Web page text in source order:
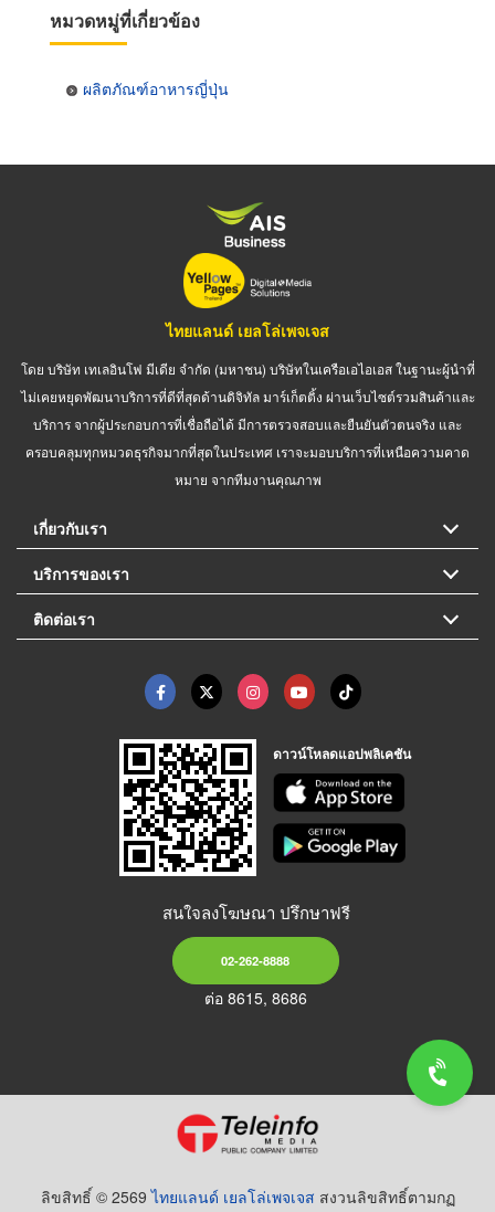
หมวดหมู่ที่เกี่ยวข้อง
ผลิตภัณฑ์อาหารญี่ปุ่น
ไทยแลนด์ เยลโล่เพจเจส
โดย บริษัท เทเลอินโฟ มีเดีย จำกัด (มหาชน) บริษัทในเครือเอไอเอส ในฐานะผู้นำที่
ไม่เคยหยุดพัฒนาบริการที่ดีที่สุดด้านดิจิทัล มาร์เก็ตติ้ง ผ่านเว็บไซต์รวมสินค้าและ
บริการ จากผู้ประกอบการที่เชื่อถือได้ มีการตรวจสอบและยืนยันตัวตนจริง และ
ครอบคลุมทุกหมวดธุรกิจมากที่สุดในประเทศ เราจะมอบบริการที่เหนือความคาด
หมาย จากทีมงานคุณภาพ
เกี่ยวกับเรา
บริการของเรา
ติดต่อเรา
ดาวน์โหลดแอปพลิเคชัน
สนใจลงโฆษณา ปรึกษาฟรี
02-262-8888
ต่อ 8615, 8686
ลิขสิทธิ์ © 2569ไทยแลนด์ เยลโล่เพจเจส สงวนลิขสิทธิ์ตามกฏ